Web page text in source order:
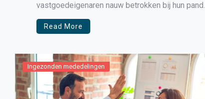
vastgoedeigenaren nauw betrokken bij hun pand.
Soms is het een woning die jaren geleden als
belegging is gekocht, soms een geërfd object of
onderneming past. Zo’n pand kan inkomsten
opleveren, maar […]
Read More
Ingezonden mededelingen